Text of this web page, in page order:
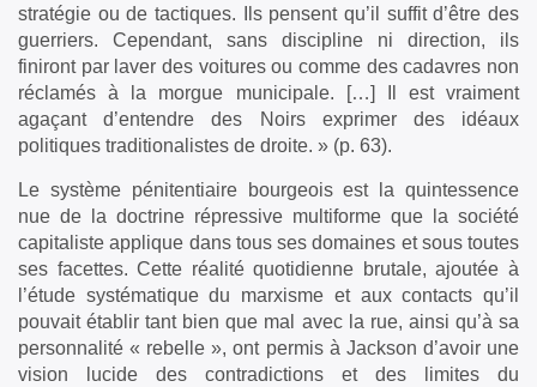
stratégie ou de tactiques. Ils pensent qu’il suffit d’être des
guerriers. Cependant, sans discipline ni direction, ils
finiront par laver des voitures ou comme des cadavres non
réclamés à la morgue municipale. […] Il est vraiment
agaçant d’entendre des Noirs exprimer des idéaux
politiques traditionalistes de droite. » (p. 63).
Le système pénitentiaire bourgeois est la quintessence
nue de la doctrine répressive multiforme que la société
capitaliste applique dans tous ses domaines et sous toutes
ses facettes. Cette réalité quotidienne brutale, ajoutée à
l’étude systématique du marxisme et aux contacts qu’il
pouvait établir tant bien que mal avec la rue, ainsi qu’à sa
personnalité « rebelle », ont permis à Jackson d’avoir une
vision lucide des contradictions et des limites du